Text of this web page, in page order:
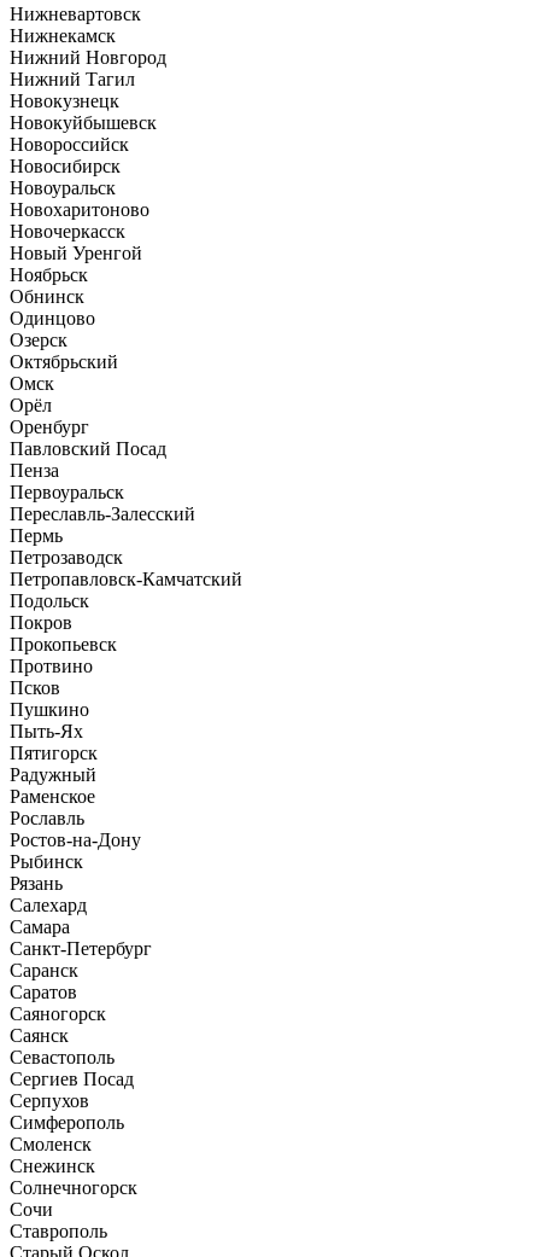
Нижневартовск
Нижнекамск
Нижний Новгород
Нижний Тагил
Новокузнецк
Новокуйбышевск
Новороссийск
Новосибирск
Новоуральск
Новохаритоново
Новочеркасск
Новый Уренгой
Ноябрьск
Обнинск
Одинцово
Озерск
Октябрьский
Омск
Орёл
Оренбург
Павловский Посад
Пенза
Первоуральск
Переславль-Залесский
Пермь
Петрозаводск
Петропавловск-Камчатский
Подольск
Покров
Прокопьевск
Протвино
Псков
Пушкино
Пыть-Ях
Пятигорск
Радужный
Раменское
Рославль
Ростов-на-Дону
Рыбинск
Рязань
Салехард
Самара
Санкт-Петербург
Саранск
Саратов
Саяногорск
Саянск
Севастополь
Сергиев Посад
Серпухов
Симферополь
Смоленск
Снежинск
Солнечногорск
Сочи
Ставрополь
Старый Оскол